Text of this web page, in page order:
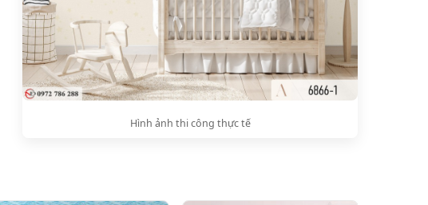
Hình ảnh thi công thực tế